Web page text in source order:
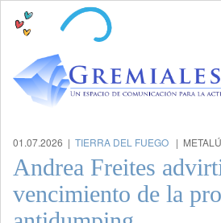
01.07.2026 | TIERRA DEL FUEGO |
Andrea Freites
vencimiento de la